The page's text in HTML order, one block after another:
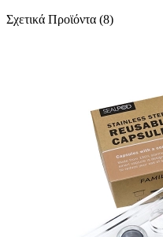
Σχετικά Προϊόντα (8)